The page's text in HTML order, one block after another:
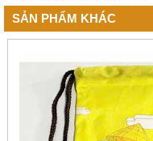
SẢN PHẨM KHÁC